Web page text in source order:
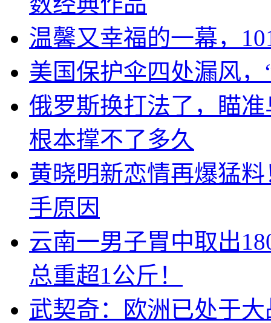
温馨又幸福的一幕，
美国保护伞四处漏风
俄罗斯换打法了，瞄
根本撑不了多久
黄晓明新恋情再爆猛
手原因
云南一男子胃中取出
总重超1公斤！
武契奇：欧洲已处于